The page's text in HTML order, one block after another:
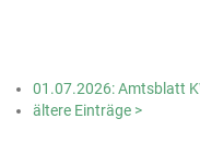
01.07.2026: Amtsblatt
ältere Einträge >